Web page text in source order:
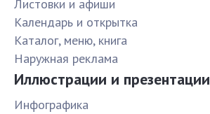
Листовки и афиши
Календарь и открытка
Каталог, меню, книга
Наружная реклама
Иллюстрации и презентации
Инфографика